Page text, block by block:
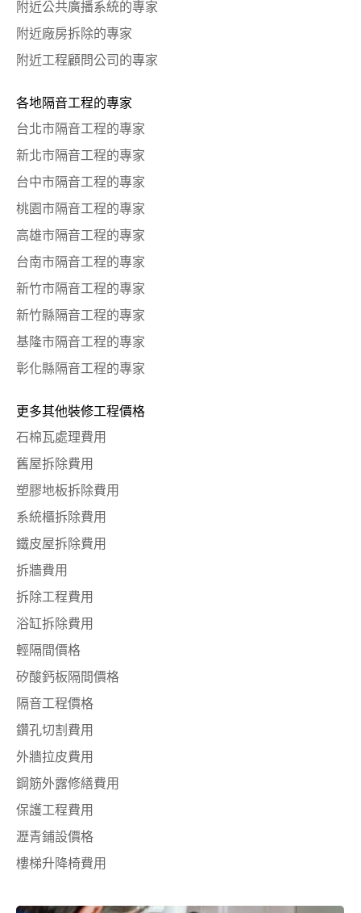
附近公共廣播系統的專家
附近廠房拆除的專家
附近工程顧問公司的專家
各地隔音工程的專家
台北市隔音工程的專家
新北市隔音工程的專家
台中市隔音工程的專家
桃園市隔音工程的專家
高雄市隔音工程的專家
台南市隔音工程的專家
新竹市隔音工程的專家
新竹縣隔音工程的專家
基隆市隔音工程的專家
彰化縣隔音工程的專家
更多其他裝修工程價格
石棉瓦處理費用
舊屋拆除費用
塑膠地板拆除費用
系統櫃拆除費用
鐵皮屋拆除費用
拆牆費用
拆除工程費用
浴缸拆除費用
輕隔間價格
矽酸鈣板隔間價格
隔音工程價格
鑽孔切割費用
外牆拉皮費用
鋼筋外露修繕費用
保護工程費用
瀝青鋪設價格
樓梯升降椅費用